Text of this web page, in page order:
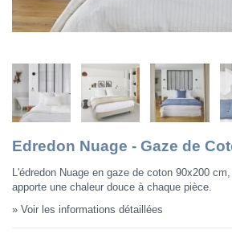
Edredon Nuage - Gaze de
L'édredon Nuage en gaze de coton 90x200
apporte une chaleur douce à chaque pièce.
» Voir les informations détaillées